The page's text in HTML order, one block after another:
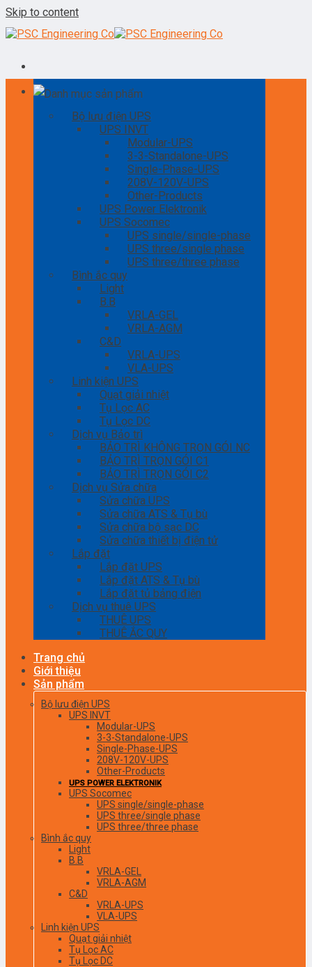
Skip to content
Danh mục sản phẩm
Bộ lưu điện UPS
UPS INVT
Modular-UPS
3-3-Standalone-UPS
Single-Phase-UPS
208V-120V-UPS
Other-Products
UPS Power Elektronik
UPS Socomec
UPS single/single-phase
UPS three/single phase
UPS three/three phase
Bình ắc quy
Light
B.B
VRLA-GEL
VRLA-AGM
C&D
VRLA-UPS
VLA-UPS
Linh kiện UPS
Quạt giải nhiệt
Tụ Lọc AC
Tụ Lọc DC
Dịch vụ Bảo trì
BẢO TRÌ KHÔNG TRỌN GÓI NC
BẢO TRÌ TRỌN GÓI C1
BẢO TRÌ TRỌN GÓI C2
Dịch vụ Sửa chữa
Sửa chữa UPS
Sửa chữa ATS & Tụ bù
Sửa chữa bộ sạc DC
Sửa chữa thiết bị điện tử
Lắp đặt
Lắp đặt UPS
Lắp đặt ATS & Tụ bù
Lắp đặt tủ bảng điện
Dịch vụ thuê UPS
THUÊ UPS
THUÊ ẮC QUY
Trang chủ
Giới thiệu
Sản phẩm
Bộ lưu điện UPS
UPS INVT
Modular-UPS
3-3-Standalone-UPS
Single-Phase-UPS
208V-120V-UPS
Other-Products
UPS POWER ELEKTRONIK
UPS Socomec
UPS single/single-phase
UPS three/single phase
UPS three/three phase
Bình ắc quy
Light
B.B
VRLA-GEL
VRLA-AGM
C&D
VRLA-UPS
VLA-UPS
Linh kiện UPS
Quạt giải nhiệt
Tụ Lọc AC
Tụ Lọc DC